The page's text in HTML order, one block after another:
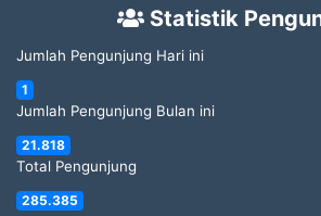
Statistik
Jumlah Pengunjung Hari ini
1
Jumlah Pengunjung Bulan ini
21.818
Total Pengunjung
285.385